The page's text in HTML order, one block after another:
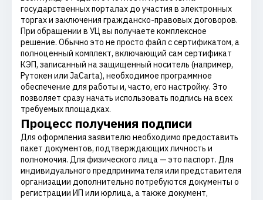
государственных порталах до участия в электронных
торгах и заключения гражданско-правовых договоров.
При обращении в УЦ вы получаете комплексное
решение. Обычно это не просто файл с сертификатом, а
полноценный комплект, включающий сам сертификат
КЭП, записанный на защищенный носитель (например,
Рутокен или JaCarta), необходимое программное
обеспечение для работы и, часто, его настройку. Это
позволяет сразу начать использовать подпись на всех
требуемых площадках.
Процесс получения подписи
Для оформления заявителю необходимо предоставить
пакет документов, подтверждающих личность и
полномочия. Для физического лица — это паспорт. Для
индивидуального предпринимателя или представителя
организации дополнительно потребуются документы о
регистрации ИП или юрлица, а также документ,